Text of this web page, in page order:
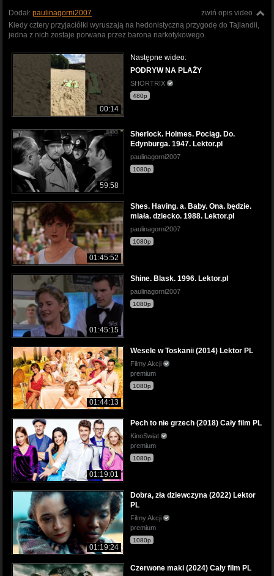
zwiń opis video
Dodał: paulinagorni2007
Kiedy cztery przyjaciółki wyruszają na hedonistyczną przygodę do Tajlandii,
jedna z nich zostaje porwana przez barona narkotykowego.
00:14
Następne wideo:
PODRYW NA PLAŻY
SHORTRIX
480p
59:58
Sherlock. Holmes. Pociąg. Do.
Edynburga. 1947. Lektor.pl
paulinagorni2007
1080p
01:45:52
Shes. Having. a. Baby. Ona. będzie.
miała. dziecko. 1988. Lektor.pl
paulinagorni2007
1080p
01:45:15
Shine. Blask. 1996. Lektor.pl
paulinagorni2007
1080p
01:44:13
Wesele w Toskanii (2014) Lektor PL
Filmy Akcji
premium
1080p
01:19:01
Pech to nie grzech (2018) Cały film PL
KinoSwiat
premium
1080p
01:19:24
Dobra, zła dziewczyna (2022) Lektor
PL
Filmy Akcji
premium
1080p
Czerwone maki (2024) Cały film PL